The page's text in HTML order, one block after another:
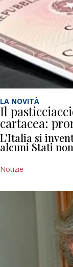
LA NOVITÀ
Il
cartacea:
L’Italia si
alcuni Stati
Notizie